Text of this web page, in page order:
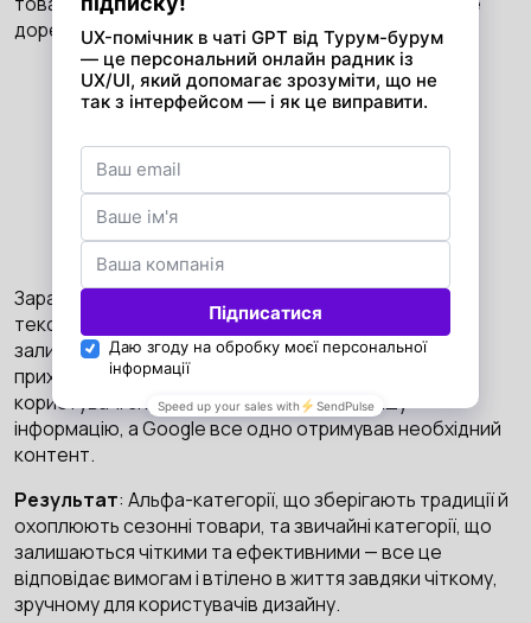
доречно.
Заради балансу позицій в пошуку та юзабіліті, SEO-
тексти й блоки з поширеними запитаннями (FAQ)
залишили на всіх категорійних сторінках, але
приховали їх під посиланнями «Читати далі», щоб
користувачі спочатку бачили найважливішу
інформацію, а Google все одно отримував необхідний
контент.
Результат: Альфа-категорії, що зберігають традиції й
охоплюють сезонні товари, та звичайні категорії, що
залишаються чіткими та ефективними — все це
відповідає вимогам і втілено в життя завдяки чіткому,
зручному для користувачів дизайну.